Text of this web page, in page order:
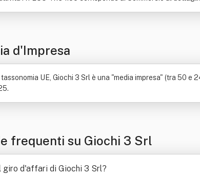
d'Impresa
tassonomia UE, Giochi 3 Srl è una "media impresa" (tra 50
frequenti su Giochi 3 Srl
giro d'affari di Giochi 3 Srl?